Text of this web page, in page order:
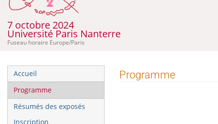
7 octobre 2024
Université Paris Nanterre
Fuseau horaire Europe/Paris
Menu
de
l'événement
Accueil
Programme
Résumés des exposés
Inscription
Programme